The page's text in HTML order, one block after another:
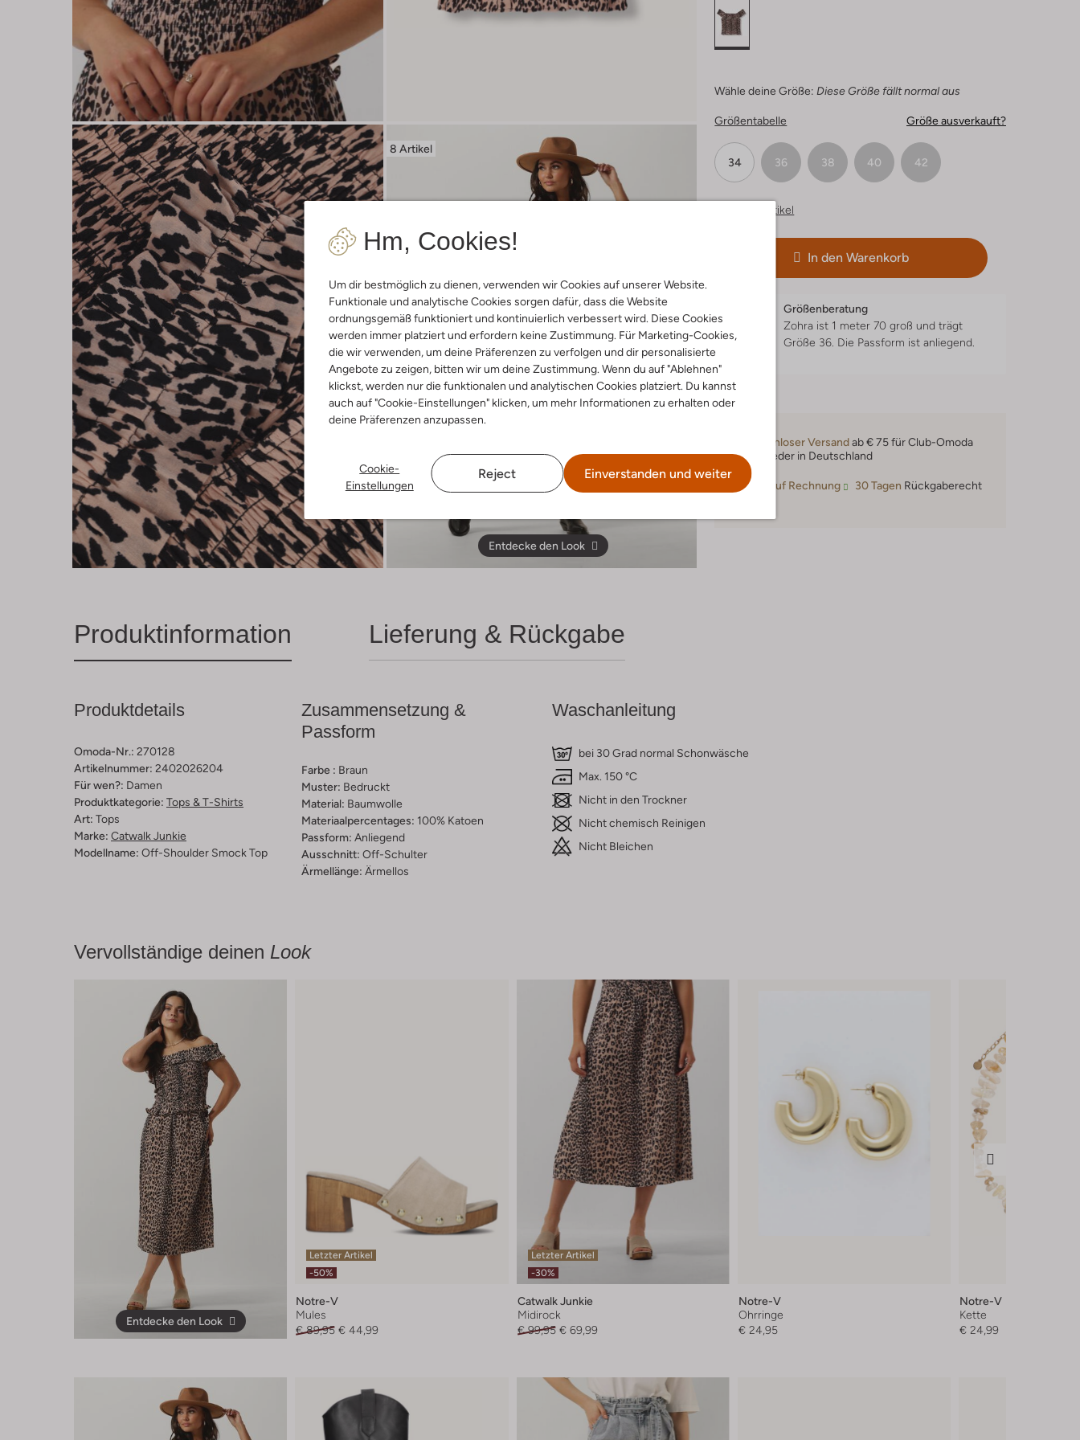
Hm, Cookies!
Um dir bestmöglich zu dienen, verwenden wir Cookies auf unserer Website.
Funktionale und analytische Cookies sorgen dafür, dass die Website
ordnungsgemäß funktioniert und kontinuierlich verbessert wird. Diese Cookies
werden immer platziert und erfordern keine Zustimmung. Für Marketing-Cookies,
die wir verwenden, um deine Präferenzen zu verfolgen und dir personalisierte
Angebote zu zeigen, bitten wir um deine Zustimmung. Wenn du auf "Ablehnen"
klickst, werden nur die funktionalen und analytischen Cookies platziert. Du kannst
auch auf "Cookie-Einstellungen" klicken, um mehr Informationen zu erhalten oder
deine Präferenzen anzupassen.
Cookie-
Einstellungen
Reject Einverstanden und weiter
8 Artikel
Entdecke den Look
Wähle deine Größe: Diese Größe fällt normal aus
Größentabelle Größe ausverkauft?
34 36 38 40 42
Ähnliche Artikel
In den Warenkorb
Größenberatung
Zohra ist 1 meter 70 groß und trägt
Größe 36. Die Passform istanliegend.
Kostenloser Versandab € 75 für Club-Omoda
Mitglieder in Deutschland
Kauf auf Rechnung 30 Tagen Rückgaberecht
Produktinformation Lieferung & Rückgabe
Produktdetails
Omoda-Nr.: 270128
Artikelnummer: 2402026204
Für wen?: Damen
Produktkategorie: Tops & T-Shirts
Art: Tops
Marke: Catwalk Junkie
Modellname: Off-Shoulder Smock Top
Zusammensetzung &
Passform
Farbe : Braun
Muster: Bedruckt
Material: Baumwolle
Materiaalpercentages: 100% Katoen
Passform: Anliegend
Ausschnitt: Off-Schulter
Ärmellänge: Ärmellos
Waschanleitung
bei 30 Grad normal Schonwäsche
Max. 150 °C
Nicht in den Trockner
Nicht chemisch Reinigen
Nicht Bleichen
Vervollständige deinen Look
Entdecke den Look
Letzter Artikel
-50%
Notre-V
Mules
€ 89,95 € 44,99
Letzter Artikel
-30%
Catwalk Junkie
Midirock
€ 99,95 € 69,99
Notre-V
Ohrringe
€ 24,95
Notre-V
Kette
€ 24,99